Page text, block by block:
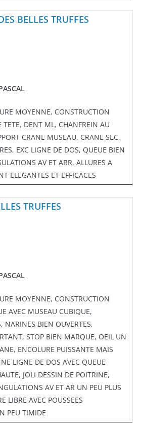
BELLES TRUFFES
MOYENNE, CONSTRUCTION
TETE, DENT ML, CHANFREIN AU
CRANE MUSEAU, CRANE SEC,
EXC LIGNE DE DOS, QUEUE BIEN
AV ET ARR, ALLURES A
ELEGANTES ET EFFICACES
TRUFFES
MOYENNE, CONSTRUCTION
AVEC MUSEAU CUBIQUE,
NARINES BIEN OUVERTES,
STOP BIEN MARQUE, OEIL UN
ENCOLURE PUISSANTE MAIS
LIGNE DE DOS AVEC QUEUE
JOLI DESSIN DE POITRINE,
AV ET AR UN PEU PLUS
LIBRE AVEC POUSSEES
PEU TIMIDE